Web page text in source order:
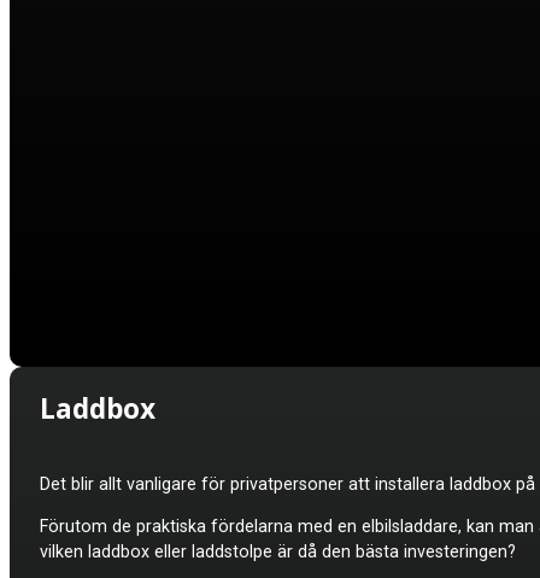
Laddbox
Det blir allt vanligare för privatpersoner att installera laddbox
Förutom de praktiska fördelarna med en elbilsladdare, kan
vilken laddbox eller laddstolpe är då den bästa investeringen?